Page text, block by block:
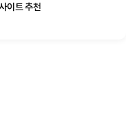
이트 추천